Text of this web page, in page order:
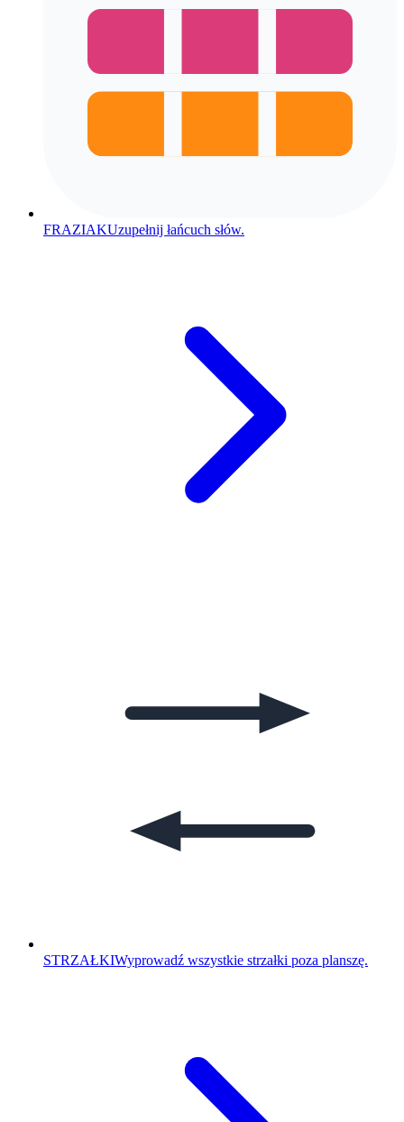
FRAZIAKUzupełnij łańcuch słów.
STRZAŁKIWyprowadź wszystkie strzałki poza planszę.